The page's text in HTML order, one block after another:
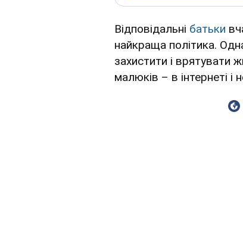
Відповідальні батьки
найкраща політика.
захистити і врятувати
малюків – в інтернеті і